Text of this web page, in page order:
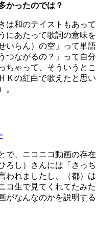
かったのでは？
和のテイストもあって
にあたって歌詞の意味を
いらん）の空」って単語
つながるの？」って自分
ちゃって、そういうとこ
Ｋの紅白で歌えたと思い
。
、ニコニコ動画の存在
ろし）さんには「さっち
われましたし、（都）は
コ生で見てくれてたみた
がなんなのかを説明する